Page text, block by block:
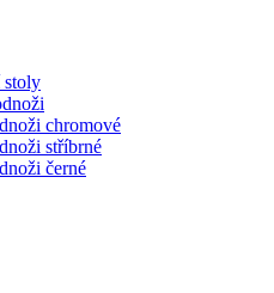
stoly
chromové
stříbrné
černé